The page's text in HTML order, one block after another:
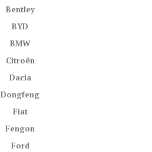
Bentley
BYD
BMW
Citroën
Dacia
Dongfeng
Fiat
Fengon
Ford